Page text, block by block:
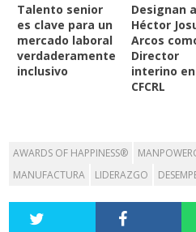
Talento senior
es clave para un
mercado laboral
verdaderamente
inclusivo
Designan a
Héctor
Arcos
Director
interino en
CFCRL
AWARDS OF HAPPINESS®
MANUFACTURA
LIDERAZGO